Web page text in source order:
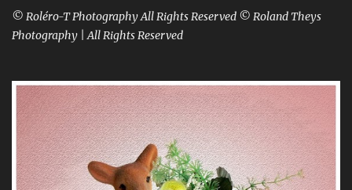
© Roléro-T Photography All Rights Reserved © Roland Theys
Photography | All Rights Reserved